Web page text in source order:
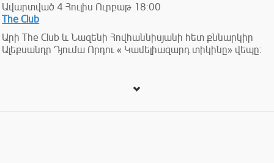
Ավարտված 4 Հուլիս Ուրբաթ 18:00
The Club
Արի The Club և Նազենի Հովհաննիսյանի հետ քննարկիր
Ալեքսանդր Դյումա Որդու « Կամելիազարդ տիկինը» վեպը: